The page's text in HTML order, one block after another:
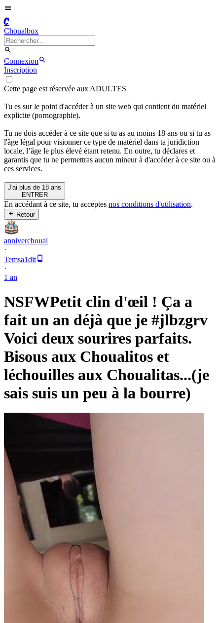
C
Choualbox
Connexion
Inscription
Cette page est réservée aux ADULTES
Tu es sur le point d'accéder à un site web qui contient du matériel
explicite (pornographie).
Tu ne dois accéder à ce site que si tu as au moins 18 ans ou si tu as
l'âge légal pour visionner ce type de matériel dans ta juridiction
locale, l’âge le plus élevé étant retenu. En outre, tu déclares et
garantis que tu ne permettras aucun mineur à d'accéder à ce site ou à
ces services.
J'ai plus de 18 ans
ENTRER
En accédant à ce site, tu acceptes nos conditions d'utilisation.
Retour
anniverchoual
·
Temsa1dit
·
1 an
NSFWPetit clin d'œil ! Ça a
fait un an déjà que je #jlbzgrv
Voici deux sourires parfaits.
Bisous aux Choualitos et
léchouilles aux Choualitas...(je
sais suis un peu à la bourre)